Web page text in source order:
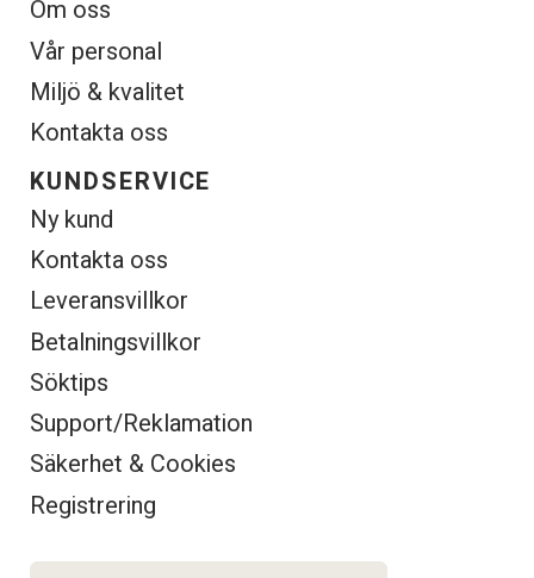
Om oss
Vår personal
Miljö & kvalitet
Kontakta oss
KUNDSERVICE
Ny kund
Kontakta oss
Leveransvillkor
Betalningsvillkor
Söktips
Support/Reklamation
Säkerhet & Cookies
Registrering